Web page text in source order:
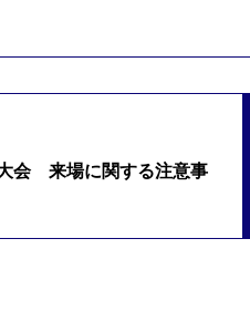
会 来場に関する注意事